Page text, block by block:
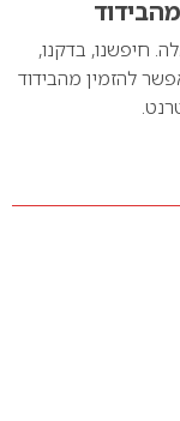
חיפשנו, בדקנו,
להזמין מהבידוד